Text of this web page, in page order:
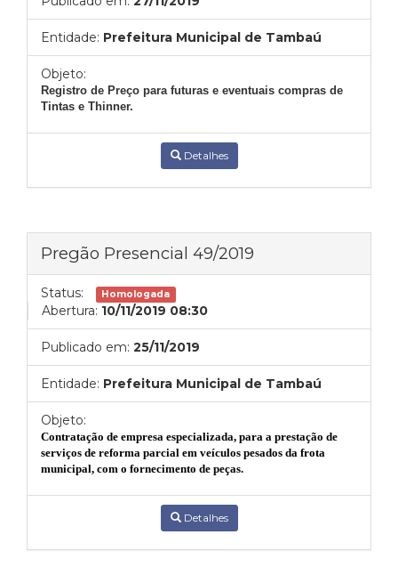
Entidade: Prefeitura Municipal de Tambaú
Objeto:
Registro de Preço para futuras e eventuais compras de
Tintas e Thinner.
Detalhes
Pregão Presencial 49/2019
Status: Homologada
Abertura: 10/11/2019 08:30
Publicado em: 25/11/2019
Entidade: Prefeitura Municipal de Tambaú
Objeto:
Contratação de empresa especializada, para a prestação de
serviços de reforma parcial em veículos pesados da frota
municipal, com o fornecimento de peças.
Detalhes